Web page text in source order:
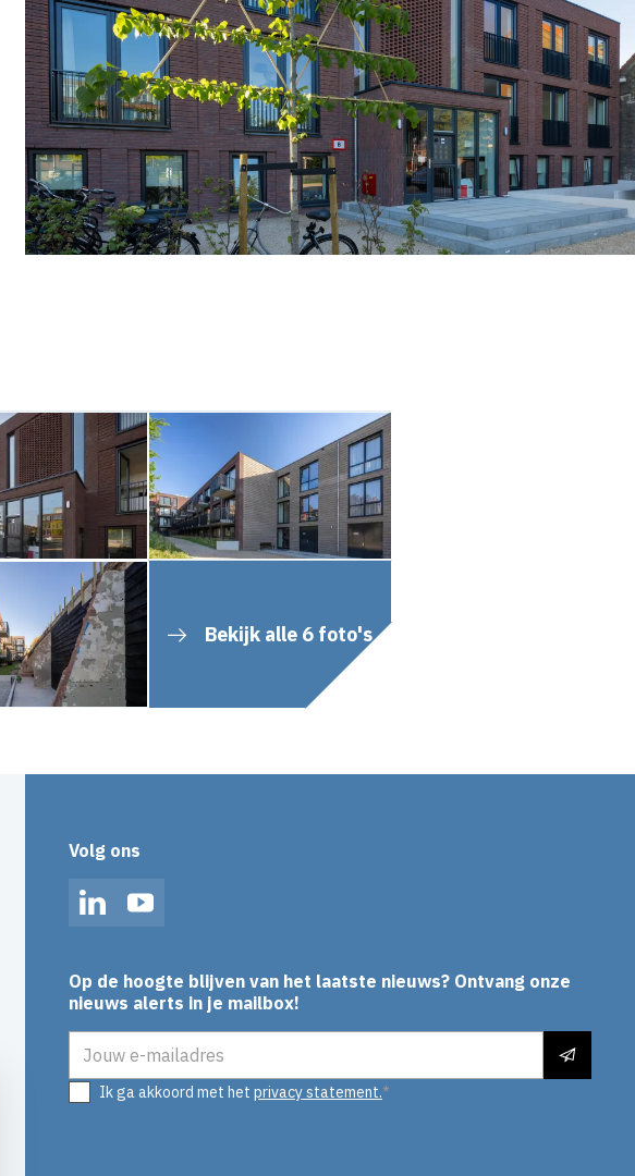
Bekijk alle 6 foto's
Volg ons
LinkedInYouTube
Op de hoogte blijven van het laatste nieuws? Ontvang onze
nieuws alerts in je mailbox!
Ik ga akkoord met het privacy statement.